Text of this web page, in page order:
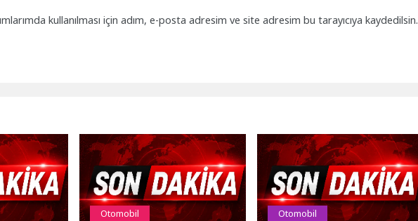
kullanılması için adım, e-posta adresim ve site adresim bu tarayıcıya kaydedilsin.
Otomobil Otomobil